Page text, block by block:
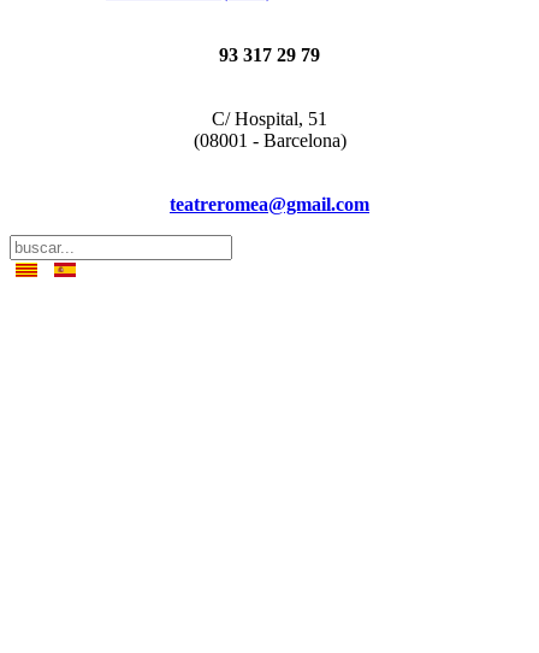
93 317 29 79
C/ Hospital, 51
(08001 - Barcelona)
teatreromea@gmail.com